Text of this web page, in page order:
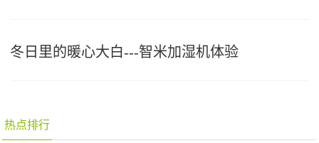
冬日里的暖心大白---智米加湿机体验
热点排行